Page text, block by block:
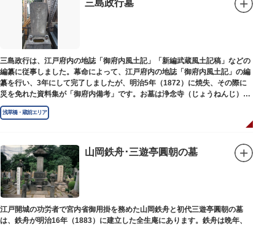
三島政行墓
三島政行は、江戸府内の地誌「御府内風土記」「新編武蔵風土記稿」などの
編纂に従事しました。幕命によって、江戸府内の地誌「御府内風土記」の編
纂を行い、3年にして完了しましたが、明治5年（1872）に焼失、その際に
災を免れた資料集が「御府内備考」です。お墓は浄念寺（じょうねんじ）境
内にあります。
浅草橋・蔵前エリア
山岡鉄舟･三遊亭圓朝の墓
江戸開城の功労者で宮内省御用掛を務めた山岡鉄舟と初代三遊亭圓朝の墓
は、鉄舟が明治16年（1883）に建立した全生庵にあります。鉄舟は晩年、